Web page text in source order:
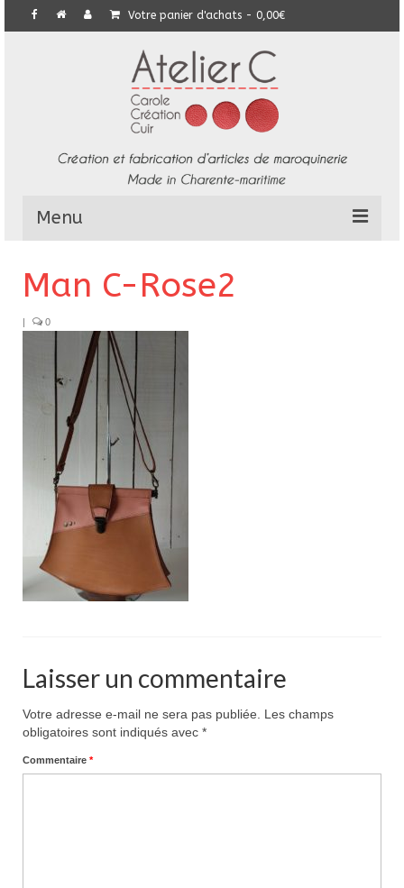
Votre panier d'achats - 0,00€
Menu
Commandes particulières
E-Boutique
Pour acheter
Contact
Man C-Rose2
| 0
Laisser un commentaire
Votre adresse e-mail ne sera pas publiée.
Les champs
obligatoires sont indiqués avec *
Commentaire *